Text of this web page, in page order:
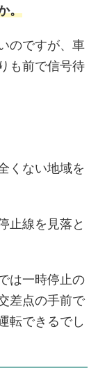
。
のですが、車
も前で信号待
くない地域を
止線を見落と
は一時停止の
差点の手前で
転できるでし